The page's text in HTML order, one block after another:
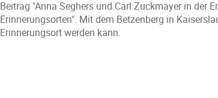
Beitrag "Anna Seghers und Carl Zuckmayer in der
Erinnerungsorten". Mit dem Betzenberg in
Erinnerungsort werden kann.